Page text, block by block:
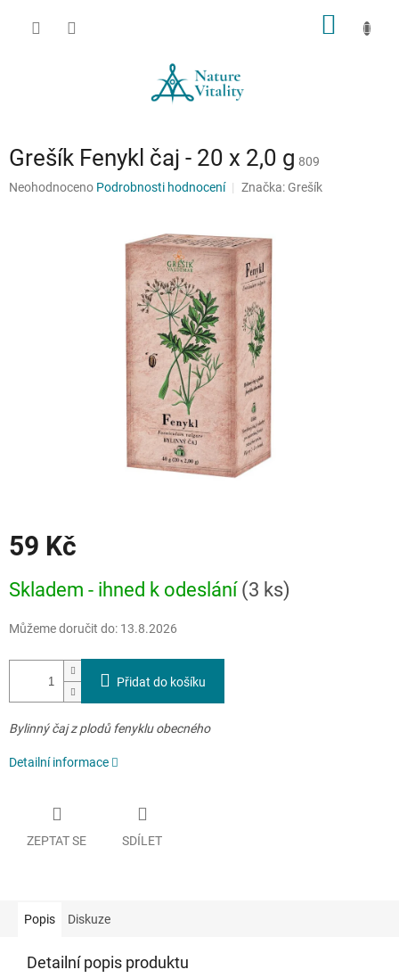
Grešík Fenykl čaj - 20 x 2,0 g 809
Průměrné
Neohodnoceno Podrobnosti hodnocení Značka: Grešík
59 Kč
cena:
Skladem - ihned k odeslání (3 ks)
Můžeme doručit do: 13.8.2026
Přidat do košíku
Bylinný čaj z plodů fenyklu obecného
Detailní informace
ZEPTAT SE SDÍLET
Popis Diskuze
Detailní popis produktu